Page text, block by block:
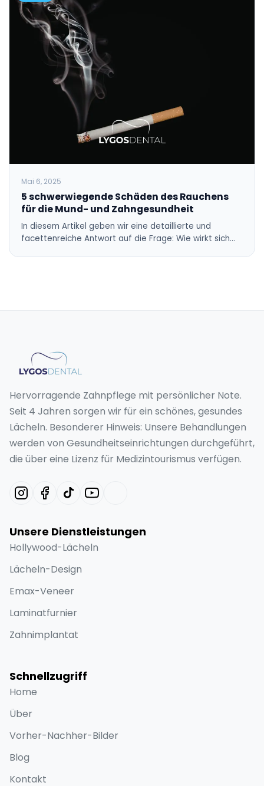
Mai 6, 2025
5 schwerwiegende Schäden des Rauchens
für die Mund- und Zahngesundheit
In diesem Artikel geben wir eine detaillierte und
facettenreiche Antwort auf die Frage: Wie wirkt sich…
Hervorragende Zahnpflege mit persönlicher Note.
Seit 4 Jahren sorgen wir für ein schönes, gesundes
Lächeln. Besonderer Hinweis: Unsere Behandlungen
werden von Gesundheitseinrichtungen durchgeführt,
die über eine Lizenz für Medizintourismus verfügen.
Unsere Dienstleistungen
Hollywood-Lächeln
Lächeln-Design
Emax-Veneer
Laminatfurnier
Zahnimplantat
Schnellzugriff
Home
Über
Vorher-Nachher-Bilder
Blog
Kontakt